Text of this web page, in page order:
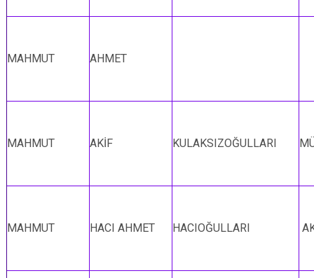
MAHMUT AHMET
MAHMUT AKİF KULAKSIZOĞULLARI
MAHMUT HACI AHMET HACIOĞULLARI